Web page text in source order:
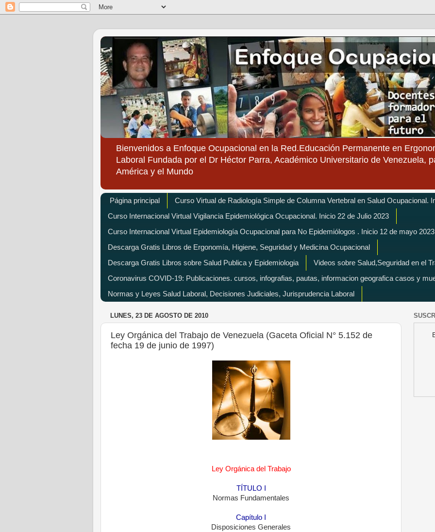
Bienvenidos a Enfoque Ocupacional en la Red.Educación Permanente en
Laboral Fundada por el Dr Héctor Parra, Académico Universitario de Venezuela,
América y el Mundo
Página principal
Curso Virtual de Radiología Simple de Columna Vertebral en Salud Ocupacional.
Curso Internacional Virtual Vigilancia Epidemiológica Ocupacional. Inicio 22 de Julio 2023
Curso Internacional Virtual Epidemiología Ocupacional para No Epidemiólogos . Inicio 12 de mayo 2023
Descarga Gratis Libros de Ergonomía, Higiene, Seguridad y Medicina Ocupacional
Descarga Gratis Libros sobre Salud Publica y Epidemiologia
Videos sobre Salud,Seguridad en el
Coronavirus COVID-19: Publicaciones. cursos, infografias, pautas, informacion geografica casos y
Normas y Leyes Salud Laboral, Decisiones Judiciales, Jurisprudencia Laboral
LUNES, 23 DE AGOSTO DE 2010
Ley Orgánica del Trabajo de Venezuela (Gaceta Oficial N° 5.152 de
fecha 19 de junio de 1997)
Ley Orgánica del Trabajo
TÍTULO I
Normas Fundamentales
Capítulo I
Disposiciones Generales